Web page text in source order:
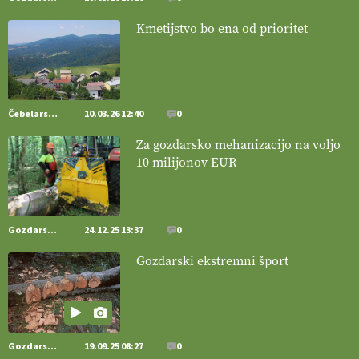
[EKOloško = LOGIČNO
pridelava z mislijo na naravo.
@EUAgri #IMCAP #CAP https://t.co/Bf31lnQSIb
[EKOloško = LOGIČNO ]
Poleti pridelek rešujejo zdrava tla in
vlaga.
VEČ
https://t.co/qmMX2yevum @EUAgri #IMCAP #CAP
https://t.co/dDwsipE645
[EKOloško = LOGIČNO ] Mulčer
– naravna pot do zdravih tal
. VEČ
https://t.co/J7RkeaYpYu @EUAgri #IMCAP #CAP
https://t.co/RVG0FzcQN6
Kmetijstvo bo ena od prioritet
Čebelarstvo 10.03.26 12:40 0
Za gozdarsko mehanizacijo na voljo
10 milijonov EUR
Gozdarstvo 24.12.25 13:37 0
Gozdarski ekstremni šport
Gozdarstvo 19.09.25 08:27 0